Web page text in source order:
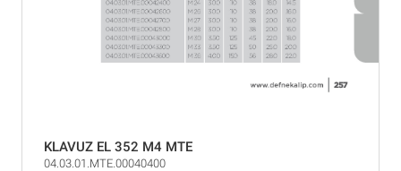
KLAVUZ EL 352 M4 MTE
04.03.01.MTE.00040400